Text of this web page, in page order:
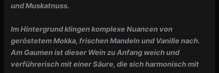
und Muskatnuss.
Im Hintergrund klingen komplexe Nuancen von
geröstetem Mokka, frischen Mandeln und Vanille nach.
Am Gaumen ist dieser Wein zu Anfang weich und
verführerisch mit einer Säure, die sich harmonisch mit